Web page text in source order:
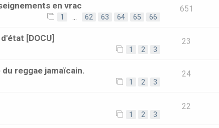
en vrac
1 62 63 64 65 66
651
[DOCU]
1 2 3
23
du reggae jamaïcain.
1 2 3
24
1 2 3
22